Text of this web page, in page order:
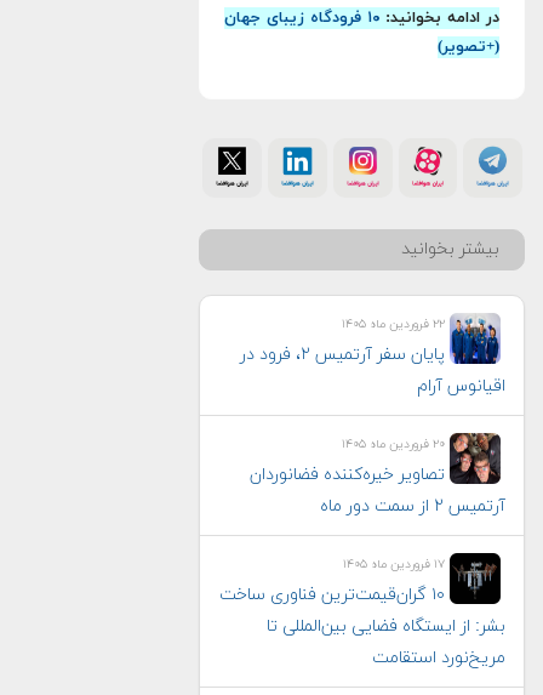
در ادامه بخوانید:
۱۰ فرودگاه زیبای جهان
(+تصویر)
بیشتر بخوانید
۲۲ فروردین ماه ۱۴۰۵
پایان سفر آرتمیس ۲، فرود در
اقیانوس آرام
۲۰ فروردین ماه ۱۴۰۵
تصاویر خیره‌کننده فضانوردان
آرتمیس ۲ از سمت دور ماه
۱۷ فروردین ماه ۱۴۰۵
۱۰ گران‌قیمت‌ترین فناوری‌ ساخت
بشر: از ایستگاه فضایی بین‌المللی تا
مریخ‌نورد استقامت